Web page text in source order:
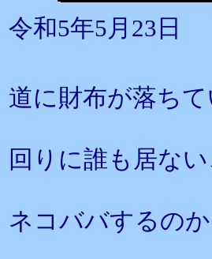
令和5年5月23日
道に財布が落ちて
回りに誰も居な
ネコババするの